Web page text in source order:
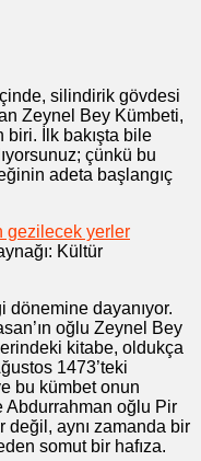
silindirik gövdesi
Zeynel Bey Kümbeti,
biri. İlk bakışta bile
çünkü bu
adeta başlangıç
Kültür
dayanıyor.
oğlu Zeynel Bey
kitabe, oldukça
1473’teki
bu kümbet onun
Abdurrahman oğlu Pir
değil, aynı zamanda bir
somut bir hafıza.